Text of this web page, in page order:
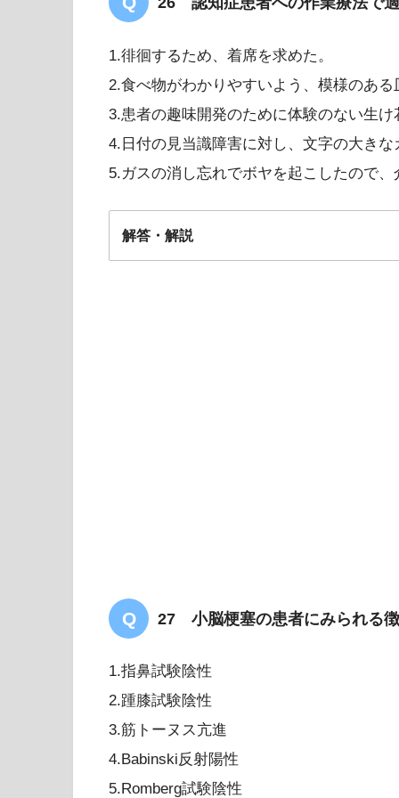
1.徘徊するため、着席を求めた。
2.食べ物がわかりやすいよう、模様のあ
3.患者の趣味開発のために体験のない生
4.日付の見当識障害に対し、文字の大き
5.ガスの消し忘れでボヤを起こしたので
解答・解説
27 小脳梗塞の患者にみられる
1.指鼻試験陰性
2.踵膝試験陰性
3.筋トーヌス亢進
4.Babinski反射陽性
5.Romberg試験陰性